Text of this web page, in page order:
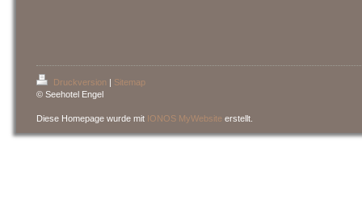
Druckversion | Sitemap
© Seehotel Engel
Diese Homepage wurde mit IONOS MyWebsite erstellt.